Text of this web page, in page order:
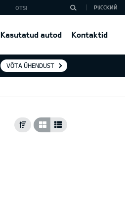
Kasutatud autod Kontaktid
РУССКИЙ
VÕTA ÜHENDUST